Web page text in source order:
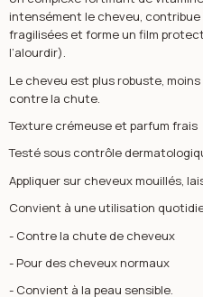
intensément le cheveu,
fragilisées et forme un film
l’alourdir).
Le cheveu est plus robuste,
contre la chute.
Texture crémeuse et parfum frais
Testé sous contrôle
Appliquer sur cheveux mouillés,
Convient à une utilisation
- Contre la chute de cheveux
- Pour des cheveux normaux
- Convient à la peau sensible.